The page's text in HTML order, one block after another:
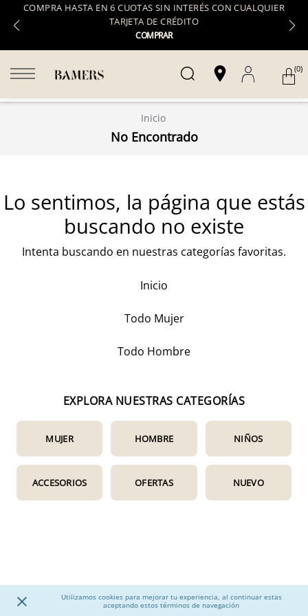
COMPRA HASTA EN 6 CUOTAS SIN INTERÉS CON CUALQUIER
TARJETA DE CRÉDITO
COMPRAR
Utilizamos cookies para mejorar tu experiencia, al continuar estas
aceptando estos términos de navegación
(0)
Inicio
No Encontrado
Lo sentimos, la página que estás
buscando no existe
Intenta buscando en nuestras categorías favoritas.
Inicio
Todo Mujer
Todo Hombre
EXPLORA NUESTRAS CATEGORÍAS
MUJER HOMBRE NIÑOS
ACCESORIOS OFERTAS NUEVO